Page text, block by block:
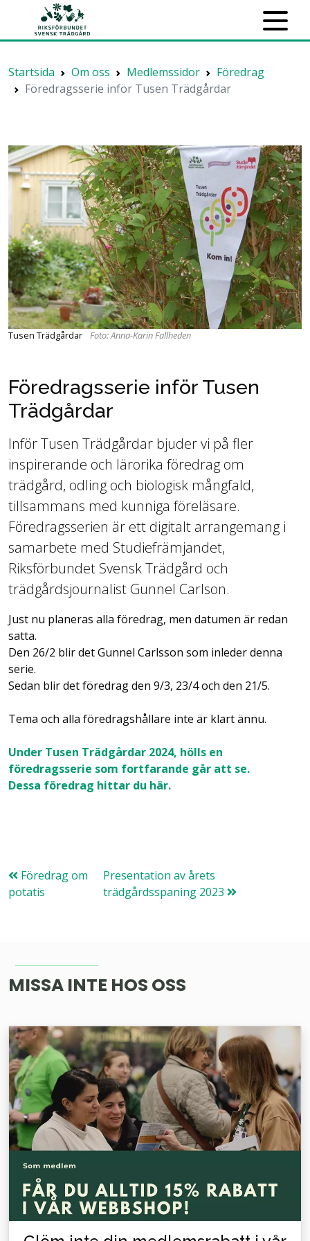
Startsida Om oss Medlemssidor
Föredrag
Föredragsserie inför Tusen Trädgårdar
Tusen Trädgårdar Foto: Anna-Karin Fallheden
Föredragsserie inför Tusen
Trädgårdar
Inför Tusen Trädgårdar bjuder vi på fler
inspirerande och lärorika föredrag om
trädgård, odling och biologisk mångfald,
tillsammans med kunniga föreläsare.
Föredragsserien är ett digitalt arrangemang i
samarbete med Studiefrämjandet,
Riksförbundet Svensk Trädgård och
trädgårdsjournalist Gunnel Carlson.
Just nu planeras alla föredrag, men datumen är redan
satta.
Den 26/2 blir det Gunnel Carlsson som inleder denna
serie.
Sedan blir det föredrag den 9/3, 23/4 och den 21/5.
Tema och alla föredragshållare inte är klart ännu.
Under Tusen Trädgårdar 2024, hölls en
föredragsserie som fortfarande går att se.
Dessa föredrag hittar du här.
Föredrag om
potatis
Presentation av årets
trädgårdsspaning 2023
MISSA INTE HOS OSS